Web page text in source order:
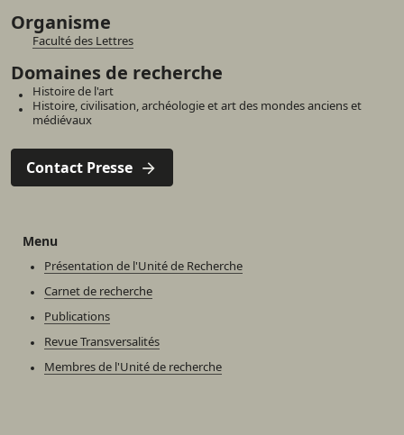
Organisme
Faculté des Lettres
Domaines de recherche
Histoire de l'art
Histoire, civilisation, archéologie et art des mondes anciens et
médiévaux
Contact Presse
Menu
Présentation de l'Unité de Recherche
Carnet de recherche
Publications
Revue Transversalités
Membres de l'Unité de recherche